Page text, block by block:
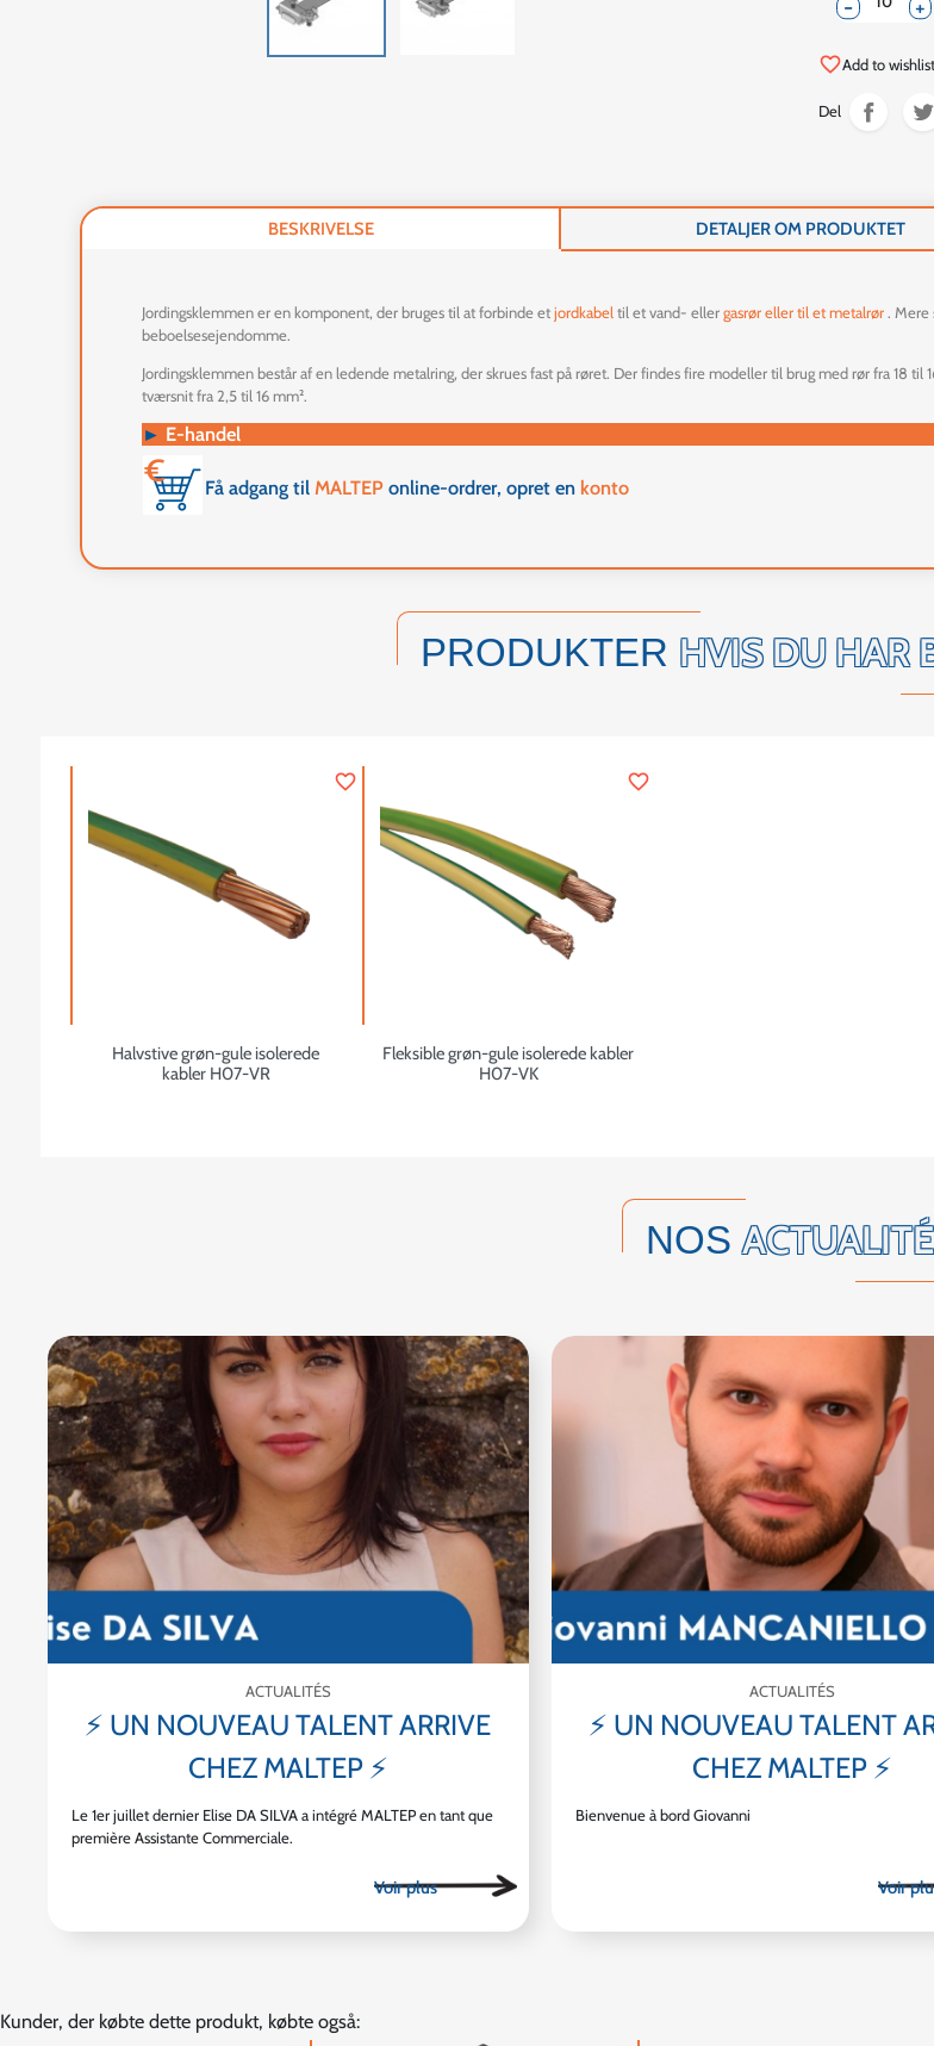
+
-
favorite_borderAdd to wishlist
Del
BESKRIVELSE DETALJER OM PRODUKTET
Jordingsklemmen er en komponent, der bruges til at forbinde et jordkabel til et vand- ellergasrør eller til et metalrør . Mere
beboelsesejendomme.
Jordingsklemmen består af en ledende metalring, der skrues fast på røret. Der findes fire modeller til brug med rør fra 18
tværsnit fra 2,5 til 16 mm².
► E-handel
Få adgang til MALTEP online-ordrer, opret en konto
PRODUKTER HVIS DU HAR
Halvstive grøn-gule isolerede
kabler H07-VR
favorite_border
Fleksible grøn-gule isolerede kabler
H07-VK
favorite_border
NOS
ACTUALITÉS
⚡ UN NOUVEAU TALENT ARRIVE
CHEZ MALTEP ⚡
Le 1er juillet dernier Elise DA SILVA a intégré MALTEP en tant que
première Assistante Commerciale.
ACTUALITÉS
⚡ UN NOUVEAU TALENT
CHEZ MALTEP ⚡
Bienvenue à bord Giovanni
Kunder, der købte dette produkt, købte også: